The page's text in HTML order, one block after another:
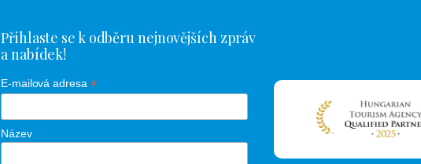
Přihlaste se k odběru nejnovějších zpráv
a nabídek!
E-mailová adresa *
Název